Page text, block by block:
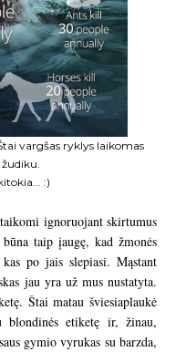
vargšas ryklys laikomas
:)
ignoruojant skirtumus
taip įaugę, kad žmonės
po jais slepiasi. Mąstant
jau yra už mus nustatyta.
Štai matau šviesiaplaukė
etiketę ir, žinau,
gymio vyrukas su barzda,